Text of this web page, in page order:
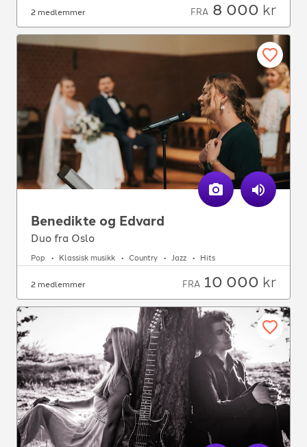
2 medlemmer FRA 8 000 kr
Benedikte og Edvard
Duo fra Oslo
Pop Klassisk musikk Country Jazz Hits
2 medlemmer FRA 10 000 kr